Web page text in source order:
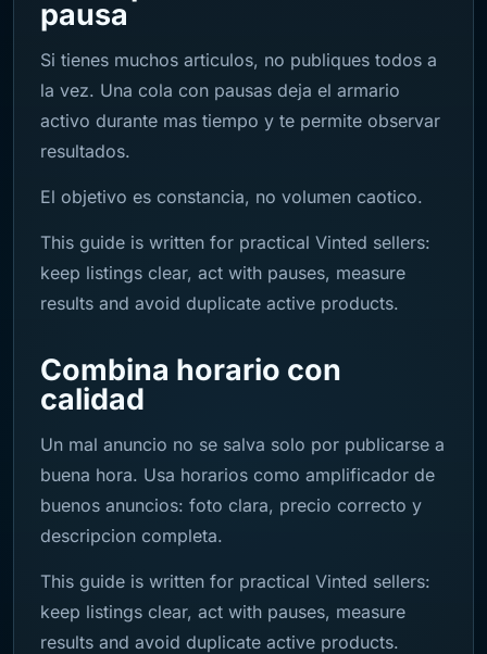
pausa
Si tienes muchos articulos, no publiques todos a
la vez. Una cola con pausas deja el armario
activo durante mas tiempo y te permite observar
resultados.
El objetivo es constancia, no volumen caotico.
This guide is written for practical Vinted sellers:
keep listings clear, act with pauses, measure
results and avoid duplicate active products.
Combina horario con
calidad
Un mal anuncio no se salva solo por publicarse a
buena hora. Usa horarios como amplificador de
buenos anuncios: foto clara, precio correcto y
descripcion completa.
This guide is written for practical Vinted sellers:
keep listings clear, act with pauses, measure
results and avoid duplicate active products.